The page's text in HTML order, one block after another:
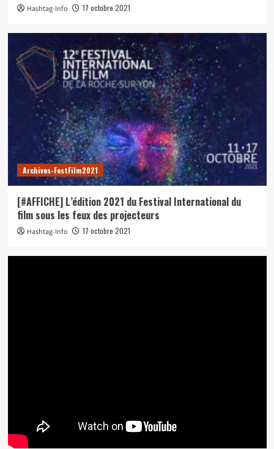
Hashtag-Info 17 octobre 2021
Archives-FestFilm2021
[#AFFICHE] L’édition 2021 du Festival International du
film sous les feux des projecteurs
Hashtag-Info 17 octobre 2021